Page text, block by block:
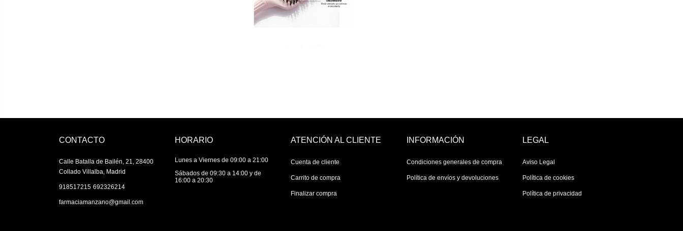
CONTACTO
Calle Batalla de Bailén, 21, 28400
Collado Villalba, Madrid
918517215 692326214
farmaciamanzano@gmail.com
HORARIO
Lunes a Viernes de 09:00 a 21:00
Sábados de 09:30 a 14:00 y de
16:00 a 20:30
ATENCIÓN AL CLIENTE
Cuenta de cliente
Carrito de compra
Finalizar compra
INFORMACIÓN
Condiciones generales de compra
Política de envíos y devoluciones
LEGAL
Aviso Legal
Política de cookies
Política de privacidad